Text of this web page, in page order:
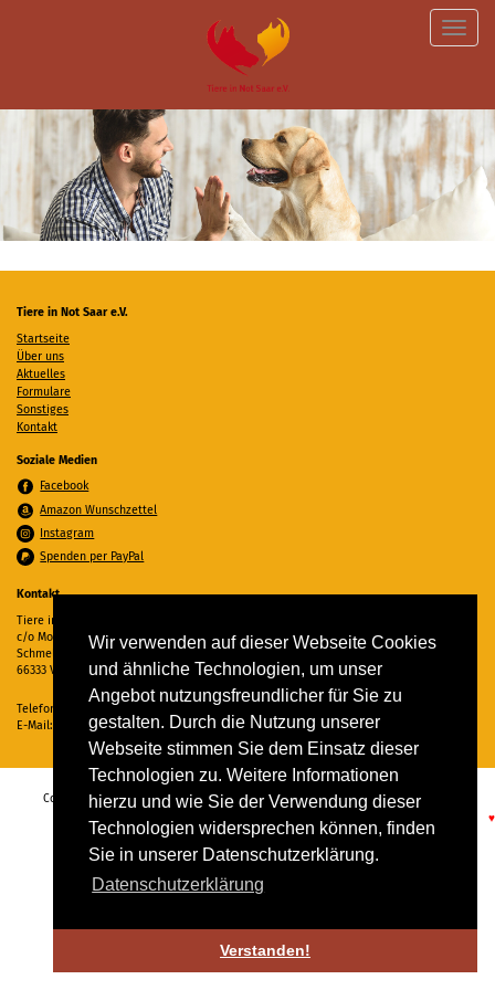
Wir verwenden auf dieser Webseite Cookies
und ähnliche Technologien, um unser
Angebot nutzungsfreundlicher für Sie zu
gestalten. Durch die Nutzung unserer
Webseite stimmen Sie dem Einsatz dieser
Technologien zu. Weitere Informationen
hierzu und wie Sie der Verwendung dieser
Technologien widersprechen können, finden
Sie in unserer Datenschutzerklärung.
Datenschutzerklärung
Verstanden!
Toggle
Tiere in Not Saar e.V.
Startseite
Über uns
Aktuelles
Formulare
Sonstiges
Kontakt
Soziale Medien
Facebook
Amazon Wunschzettel
Instagram
Spenden per PayPal
Kontakt
Tiere in Not Saar e.V.
c/o Monika Ewen
Schmelzer Straße 22
66333 Völklingen
Telefon:
06898 294862
E-Mail:
info@tiere-in-not-saar.de
Copyright © 2026 Tiere in Not Saar e.V. Alle Rechte vorbehalten. -Impressum
Datenschutz
♥